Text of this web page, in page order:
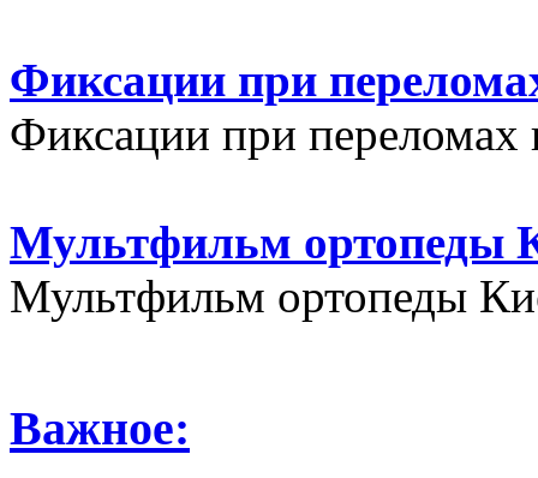
Фиксации при
Фиксации при переломах
Мультфильм ортопеды
Мультфильм ортопеды
Важное: